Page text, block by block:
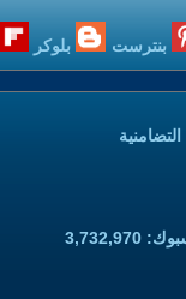
بنترست بلوكر